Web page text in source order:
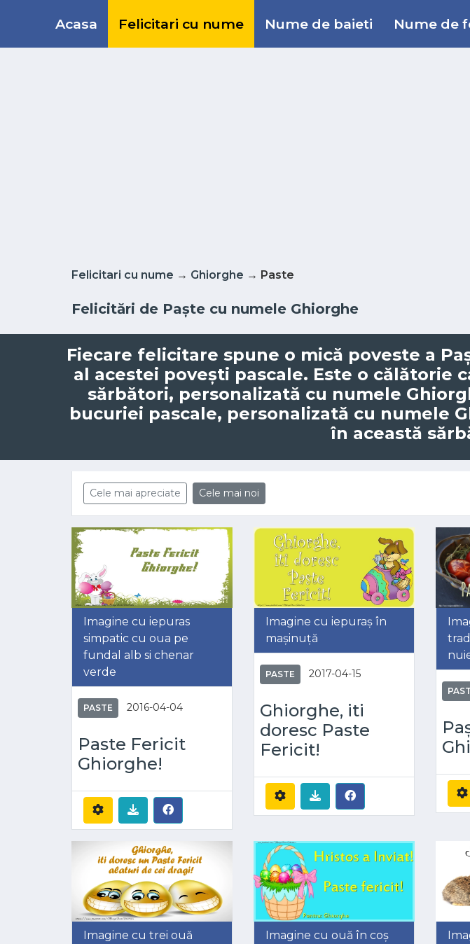
Acasa Felicitari cu nume Nume de baieti Nume de
Felicitari cu nume → Ghiorghe → Paste
Felicitări de Paște cu numele Ghiorghe
Fiecare felicitare spune o mică poveste a
al acestei povești pascale. Este o
sărbători, personalizată cu numele
bucuriei pascale, personalizată cu numele
în această
Cele mai apreciate Cele mai noi
Imagine cu iepuras
simpatic cu oua pe
fundal alb si chenar
verde
PASTE 2016-04-04
Paste Fericit
Ghiorghe!
Imagine cu iepuraș în
mașinuță
PASTE 2017-04-15
Ghiorghe, iti
doresc Paste
Fericit!
Imagine cu trei ouă
Imagine cu ouă în coș